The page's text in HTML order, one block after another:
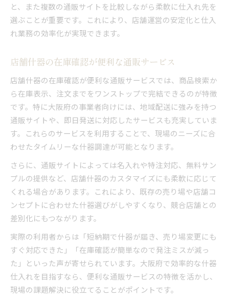
と、また複数の通販サイトを比較しながら柔軟に仕入れ先を
選ぶことが重要です。これにより、店舗運営の安定化と仕入
れ業務の効率化が実現できます。
店舗什器の在庫確認が便利な通販サービス
店舗什器の在庫確認が便利な通販サービスでは、商品検索か
ら在庫表示、注文までをワンストップで完結できるのが特徴
です。特に大阪府の事業者向けには、地域配送に強みを持つ
通販サイトや、即日発送に対応したサービスも充実していま
す。これらのサービスを利用することで、現場のニーズに合
わせたタイムリーな什器調達が可能となります。
さらに、通販サイトによっては名入れや特注対応、無料サン
プルの提供など、店舗什器のカスタマイズにも柔軟に応じて
くれる場合があります。これにより、既存の売り場や店舗コ
ンセプトに合わせた什器選びがしやすくなり、競合店舗との
差別化にもつながります。
実際の利用者からは「短納期で什器が届き、売り場変更にも
すぐ対応できた」「在庫確認が簡単なので発注ミスが減っ
た」といった声が寄せられています。大阪府で効率的な什器
仕入れを目指すなら、便利な通販サービスの特徴を活かし、
現場の課題解決に役立てることがポイントです。